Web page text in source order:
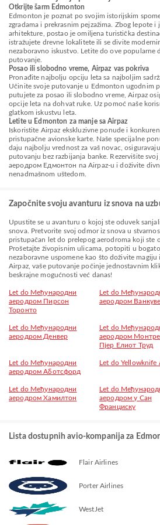
Otkrijte šarm Edmonton
Edmonton je poznat po svojim istorijskim
zgradama i prekrasnim pejzažima. Zbog lepote i
arhitekture, postao je omiljena turistička
istražujete drevne lokalitete ili se divite
nezaboravno iskustvo. Letite do ove popularne
putovanje.
Posao ili slobodno vreme, Airpaz vas pokriva
Pronađite najbolju opciju leta sa najboljim
Učinite svoje putovanje u Edmonton ugodnim
putujete za posao ili slobodno vreme, Airpaz
opcije leta na dohvat ruke. Uz pomoć naše
glatkom iskustvu leta.
Letite u Edmonton za manje sa Airpaz
Iskoristite Airpaz ekskluzivne ponude i
pristupačne avionske karte. Naše specijalne
daju najbolju vrednost za vaš novac,
putovanju bez razbijanja banke. Rezervišite
аеродром Eдмонтон na Airpaz-u i doživite
nenadmašnom uštedom.
Započnite svoju avanturu iz snova na
Upustite se u avanturu o kojoj ste oduvek
snova. Pretvorite svoj odmor iz snova u
pristupačan let do prelepog aerodroma koji ste
Prošetajte živopisnim ulicama, potopiti u
nezaboravne uspomene kao što doživite magiju
Airpaz, vaše putovanje počinje jednostavnim
beskrajne mogućnosti već danas!
Let do Међународни
аеродром Пирсон
Торонто
Let do
аеродром
Let do Међународни
аеродром Денвер
Let do
аеродром
Пјер Елиот Труд
Let do Међународни
аеродром Аботсфорд
Let do Yellowknife
Let do Међународни
аеродром Хамилтон
Let do
аеродром у Сан
Франциску
Lista dostupnih avio-kompanija za
Flair Airlines
Porter Airlines
WestJet